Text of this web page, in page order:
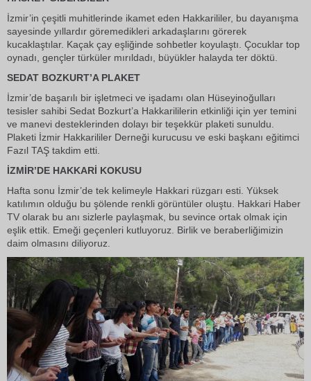
İzmir’in çeşitli muhitlerinde ikamet eden Hakkarililer, bu dayanışma
sayesinde yıllardır göremedikleri arkadaşlarını görerek
kucaklaştılar. Kaçak çay eşliğinde sohbetler koyulaştı. Çocuklar top
oynadı, gençler türküler mırıldadı, büyükler halayda ter döktü.
SEDAT BOZKURT’A PLAKET
İzmir’de başarılı bir işletmeci ve işadamı olan Hüseyinoğulları
tesisler sahibi Sedat Bozkurt’a Hakkarililerin etkinliği için yer temini
ve manevi desteklerinden dolayı bir teşekkür plaketi sunuldu.
Plaketi İzmir Hakkarililer Derneği kurucusu ve eski başkanı eğitimci
Fazıl TAŞ takdim etti.
İZMİR’DE HAKKARİ KOKUSU
Hafta sonu İzmir’de tek kelimeyle Hakkari rüzgarı esti. Yüksek
katılımın olduğu bu şölende renkli görüntüler oluştu. Hakkari Haber
TV olarak bu anı sizlerle paylaşmak, bu sevince ortak olmak için
eşlik ettik. Emeği geçenleri kutluyoruz. Birlik ve beraberliğimizin
daim olmasını diliyoruz.